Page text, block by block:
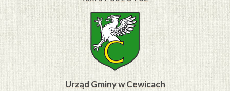
Urząd Gminy w Cewicach